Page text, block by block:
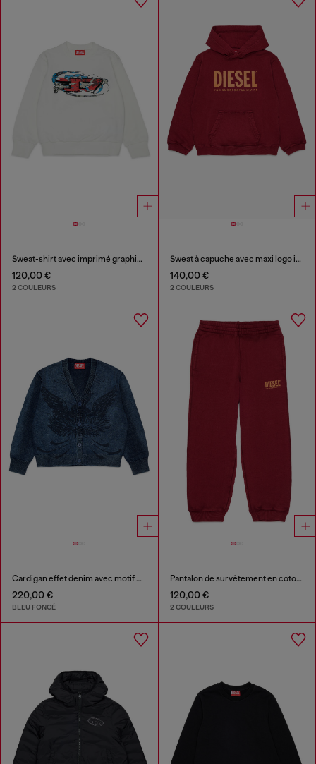
Sweat-shirt avec imprimé graphique Oval D
120,00 €
2 COULEURS
Sweat à capuche avec maxi logo imprimé
140,00 €
2 COULEURS
Cardigan effet denim avec motif phénix
220,00 €
BLEU FONCÉ
Pantalon de survêtement en coton avec logo imprimé
120,00 €
2 COULEURS